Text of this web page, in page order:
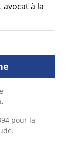
avocat à la
pour la